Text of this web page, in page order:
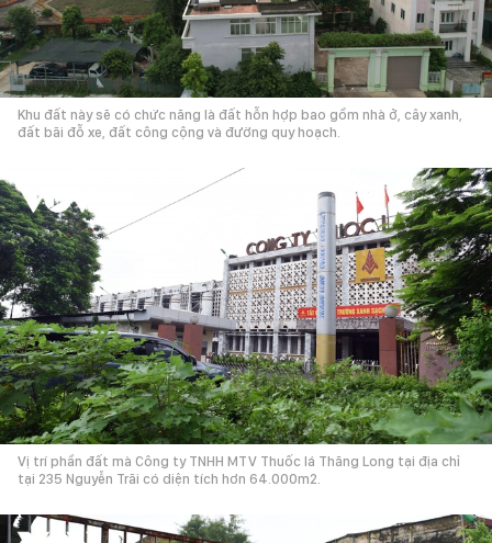
Khu đất này sẽ có chức năng là đất hỗn hợp bao gồm nhà ở, cây xanh,
đất bãi đỗ xe, đất công cộng và đường quy hoạch.
Vị trí phần đất mà Công ty TNHH MTV Thuốc lá Thăng Long tại địa chỉ
tại 235 Nguyễn Trãi có diện tích hơn 64.000m2.